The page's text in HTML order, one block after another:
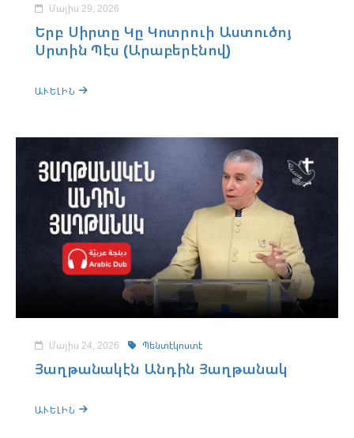
Մայիս 29, 2026
Երբ Սիրտը Կը Կոտրուի Աստուծոյ
Սրտին Պէս (Արաբերէնով)
ԱՒԵԼԻՆ
Մայիս 24, 2026 Պենտէկոստէ
Յաղթանակէն Անդին Յաղթանակ
ԱՒԵԼԻՆ